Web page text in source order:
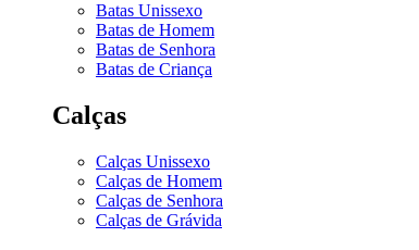
Batas Unissexo
Batas de Homem
Batas de Senhora
Batas de Criança
Calças
Calças Unissexo
Calças de Homem
Calças de Senhora
Calças de Grávida